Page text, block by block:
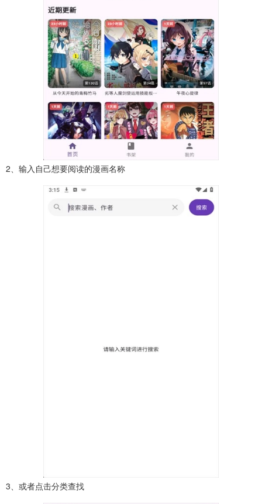
2、输入自己想要阅读的漫画名称
3、或者点击分类查找